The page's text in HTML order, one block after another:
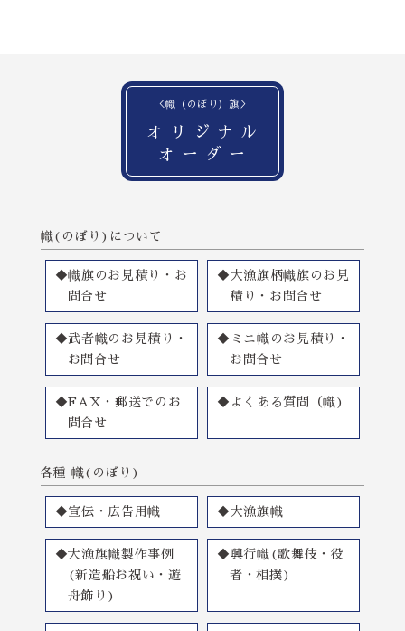
＜幟（のぼり）旗＞
オリジナル
オーダー
幟(のぼり)について
◆幟旗のお見積り・お
問合せ
◆大漁旗柄幟旗のお見
積り・お問合せ
◆武者幟のお見積り・
お問合せ
◆ミニ幟のお見積り・
お問合せ
◆FAX・郵送でのお
問合せ
◆よくある質問（幟)
各種 幟(のぼり)
◆宣伝・広告用幟 ◆大漁旗幟
◆大漁旗幟製作事例
(新造船お祝い・遊
舟飾り)
◆興行幟(歌舞伎・役
者・相撲)